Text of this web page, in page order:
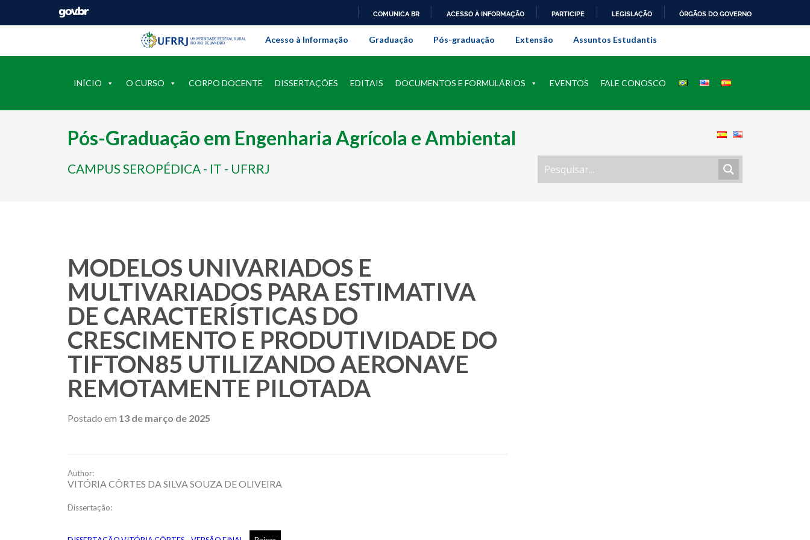
PARA
O
COMUNICA BR ACESSO À INFORMAÇÃO PARTICIPE LEGISLAÇÃO ÓRGÃOS DO GOVERNO
Pular barra institucional
Barra institucional da Universidade Federal Rural do Rio de Janeiro
Acesso à Informação Graduação Pós-graduação Extensão Assuntos Estudantis
INÍCIO O CURSO CORPO DOCENTE DISSERTAÇÕES EDITAIS DOCUMENTOS E FORMULÁRIOS EVENTOS FALE CONOSCO
Pós-Graduação em Engenharia Agrícola e Ambiental
CAMPUS SEROPÉDICA - IT - UFRRJ
MODELOS UNIVARIADOS E
MULTIVARIADOS PARA ESTIMATIVA
DE CARACTERÍSTICAS DO
CRESCIMENTO E PRODUTIVIDADE DO
TIFTON85 UTILIZANDO AERONAVE
REMOTAMENTE PILOTADA
Postado em 13 de março de 2025
Author:
VITÓRIA CÔRTES DA SILVA SOUZA DE OLIVEIRA
Dissertação: